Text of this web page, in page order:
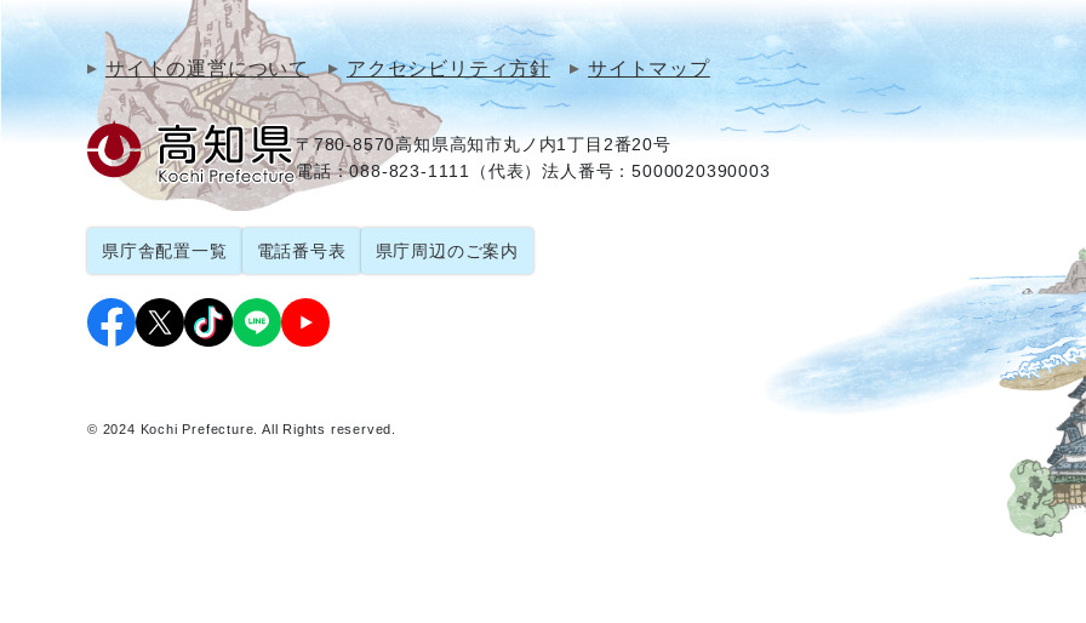
サイトの運営について アクセシビリティ方針 サイトマップ
〒780-8570高知県高知市丸ノ内1丁目2番20号
電話：088-823-1111（代表）法人番号：5000020390003
県庁舎配置一覧 電話番号表 県庁周辺のご案内
© 2024 Kochi Prefecture. All Rights reserved.